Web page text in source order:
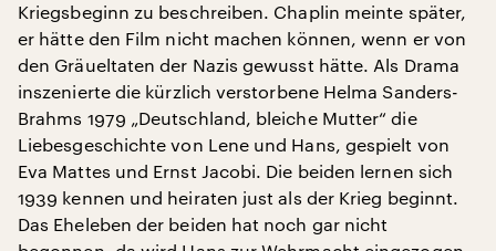
Kriegsbeginn zu beschreiben. Chaplin meinte später,
er hätte den Film nicht machen können, wenn er von
den Gräueltaten der Nazis gewusst hätte. Als Drama
inszenierte die kürzlich verstorbene Helma Sanders-
Brahms 1979 „Deutschland, bleiche Mutter“ die
Liebesgeschichte von Lene und Hans, gespielt von
Eva Mattes und Ernst Jacobi. Die beiden lernen sich
1939 kennen und heiraten just als der Krieg beginnt.
Das Eheleben der beiden hat noch gar nicht